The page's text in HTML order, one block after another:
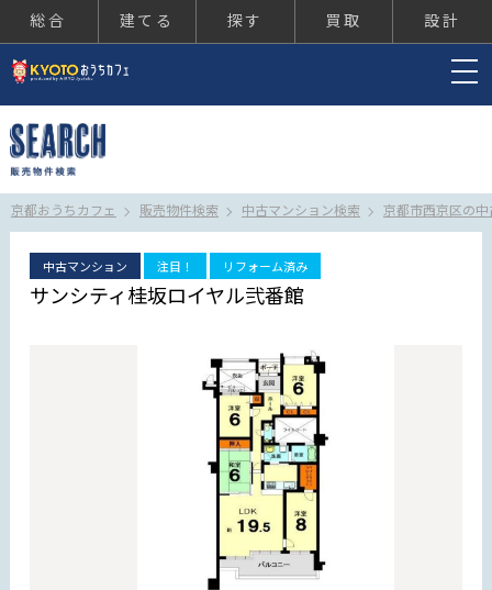
総合 建てる 探す 買取 設計
京都おうちカフェ 販売物件検索 中古マンション検索 京都市西京区の
中古マンション 注目！ リフォーム済み
サンシティ桂坂ロイヤル弐番館